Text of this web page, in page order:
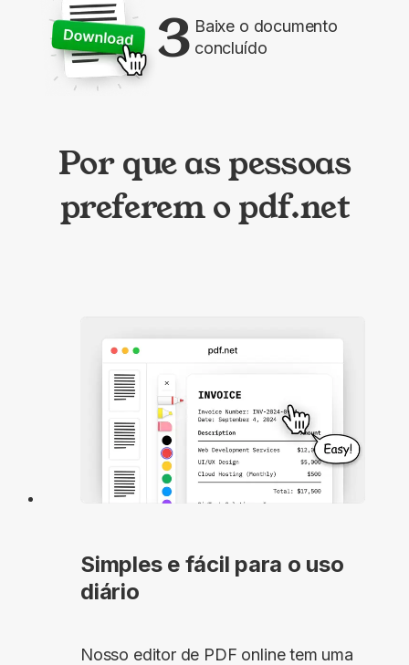
3 Baixe o documento
concluído
Por que as pessoas
preferem o pdf.net
Simples e fácil para o uso
diário
Nosso editor de PDF online tem uma